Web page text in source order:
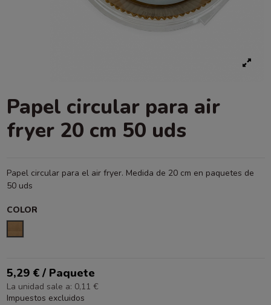
Papel circular para air
fryer 20 cm 50 uds
Papel circular para el air fryer. Medida de 20 cm en paquetes de
50 uds
COLOR
5,29 € / Paquete
La unidad sale a: 0,11 €
Impuestos excluidos